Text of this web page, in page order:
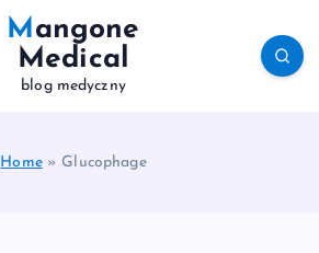
Mangone
Medical
blog medyczny
Home» Glucophage